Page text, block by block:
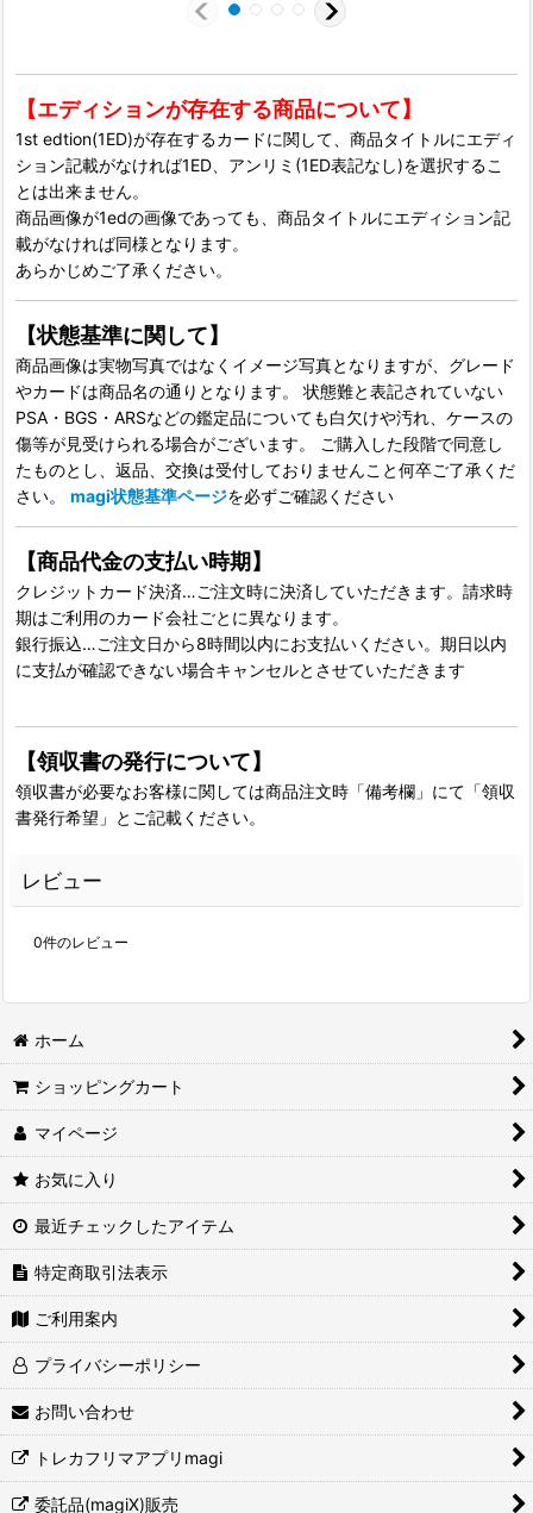
【エディションが存在する商品について】
1st edtion(1ED)が存在するカードに関して、商品タイトルにエディ
ション記載がなければ1ED、アンリミ(1ED表記なし)を選択するこ
とは出来ません。
商品画像が1edの画像であっても、商品タイトルにエディション記
載がなければ同様となります。
あらかじめご了承ください。
【状態基準に関して】
商品画像は実物写真ではなくイメージ写真となりますが、グレード
やカードは商品名の通りとなります。 状態難と表記されていない
PSA・BGS・ARSなどの鑑定品についても白欠けや汚れ、ケースの
傷等が見受けられる場合がございます。 ご購入した段階で同意し
たものとし、返品、交換は受付しておりませんこと何卒ご了承くだ
さい。 magi状態基準ページを必ずご確認ください
【商品代金の支払い時期】
クレジットカード決済…ご注文時に決済していただきます。請求時
期はご利用のカード会社ごとに異なります。
銀行振込…ご注文日から8時間以内にお支払いください。期日以内
に支払が確認できない場合キャンセルとさせていただきます
【領収書の発行について】
領収書が必要なお客様に関しては商品注文時「備考欄」にて「領収
書発行希望」とご記載ください。
レビュー
0件のレビュー
ホーム
ショッピングカート
マイページ
お気に入り
最近チェックしたアイテム
特定商取引法表示
ご利用案内
プライバシーポリシー
お問い合わせ
トレカフリマアプリmagi
委託品(magiX)販売